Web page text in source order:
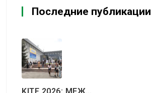
Последние публикации